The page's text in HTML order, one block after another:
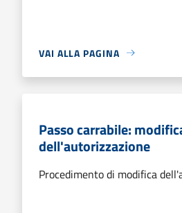
VAI ALLA PAGINA
Passo carrabile:
dell'autorizzazione
Procedimento di modifica